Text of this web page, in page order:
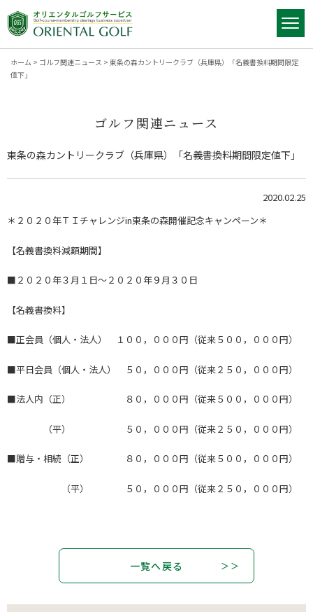
ホーム > ゴルフ関連ニュース > 東条の森カントリークラブ（兵庫県）「名義書換料期間限定
値下」
ゴルフ関連ニュース
東条の森カントリークラブ（兵庫県）「名義書換料期間限定値下」
2020.02.25
＊２０２０年ＴＩチャレンジin東条の森開催記念キャンペーン＊
【名義書換料減額期間】
■２０２０年３月１日～２０２０年９月３０日
【名義書換料】
■正会員（個人・法人） １００，０００円（従来５００，０００円）
■平日会員（個人・法人） ５０，０００円（従来２５０，０００円）
■法人内（正） ８０，０００円（従来５００，０００円）
（平） ５０，０００円（従来２５０，０００円）
■贈与・相続（正） ８０，０００円（従来５００，０００円）
（平） ５０，０００円（従来２５０，０００円）
一覧へ戻る